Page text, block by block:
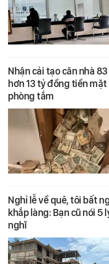
Nhận cải tạo căn nhà
hơn 13 tỷ đồng tiền
phòng tắm
Nghỉ lễ về quê, tôi bất
khắp làng: Bạn cũ nói 5
nghĩ